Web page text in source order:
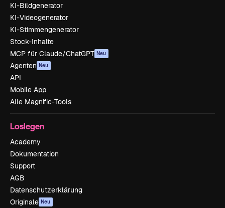
KI-Bildgenerator
KI-Videogenerator
KI-Stimmengenerator
Stock-Inhalte
MCP für Claude/ChatGPT Neu
Agenten Neu
API
Mobile App
Alle Magnific-Tools
Loslegen
Academy
Dokumentation
Support
AGB
Datenschutzerklärung
Originale Neu